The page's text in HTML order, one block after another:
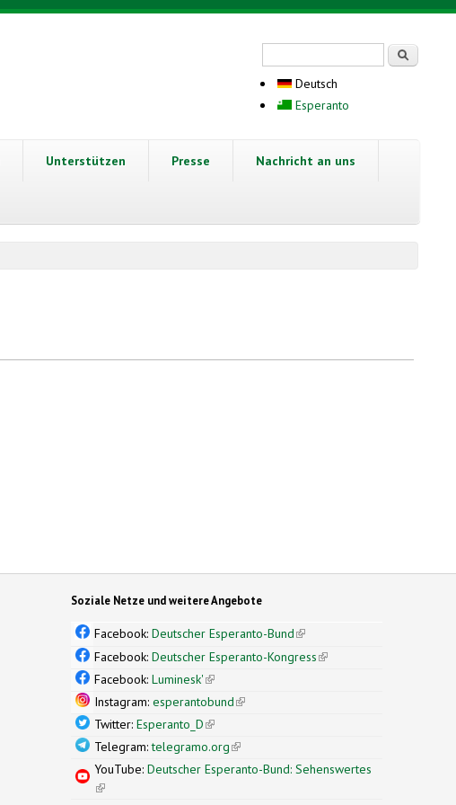
Deutsch
Esperanto
Unterstützen Presse Nachricht an uns
Soziale Netze und weitere Angebote
Facebook:Deutscher Esperanto-Bund(link is external)
Facebook:Deutscher Esperanto-Kongress(link is external)
Facebook:Luminesk'(link is external)
Instagram:esperantobund(link is external)
Twitter:Esperanto_D(link is external)
Telegram:telegramo.org(link is external)
YouTube:Deutscher Esperanto-Bund: Sehenswertes
(link is external)